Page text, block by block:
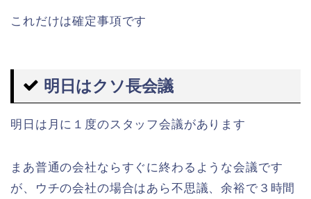
これだけは確定事項です
明日はクソ長会議
明日は月に１度のスタッフ会議があります
まあ普通の会社ならすぐに終わるような会議です
が、ウチの会社の場合はあら不思議、余裕で３時間